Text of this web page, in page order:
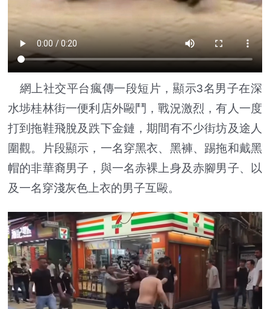
網上社交平台瘋傳一段短片，顯示3名男子在深
水埗桂林街一便利店外毆鬥，戰況激烈，有人一度
打到拖鞋飛脫及跌下金鏈，期間有不少街坊及途人
圍觀。片段顯示，一名穿黑衣、黑褲、踢拖和戴黑
帽的非華裔男子，與一名赤裸上身及赤腳男子、以
及一名穿淺灰色上衣的男子互毆。